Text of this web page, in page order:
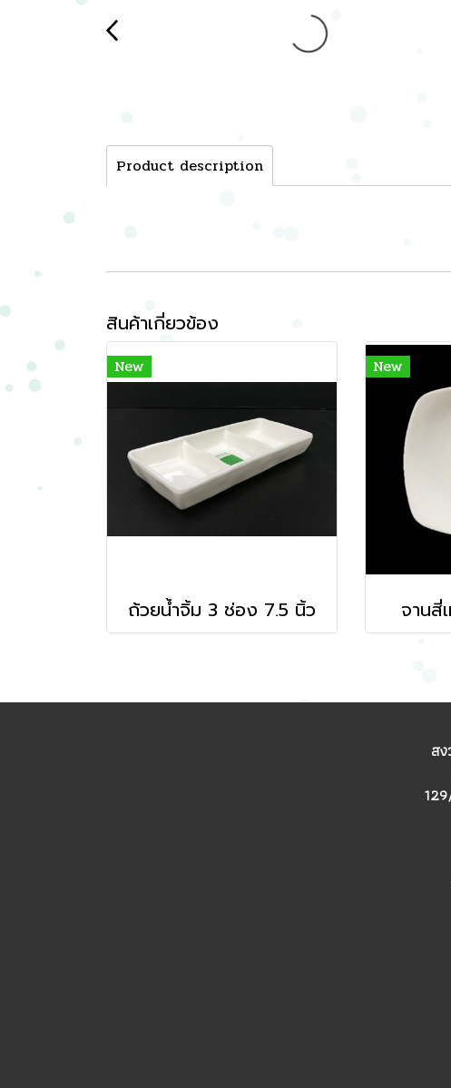
Product description
สินค้าเกี่ยวข้อง
New
ถ้วยน้ำจิ้ม 3 ช่อง 7.5 นิ้ว
New
จานสี่
ส